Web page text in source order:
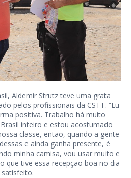
Aldemir Strutz teve uma grata
pelos profissionais da CSTT. “Eu
positiva. Trabalho há muito
inteiro e estou acostumado
classe, então, quando a gente
e ainda ganha presente, é
minha camisa, vou usar muito e
que tive essa recepção boa no dia